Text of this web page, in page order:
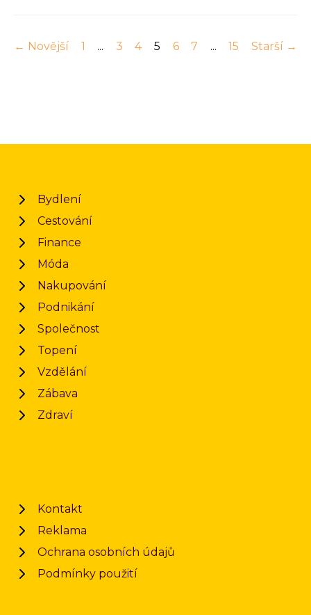
← Novější 1 ... 3 4 5 6 7 ... 15 Starší →
Bydlení
Cestování
Finance
Móda
Nakupování
Podnikání
Společnost
Topení
Vzdělání
Zábava
Zdraví
Kontakt
Reklama
Ochrana osobních údajů
Podmínky použití